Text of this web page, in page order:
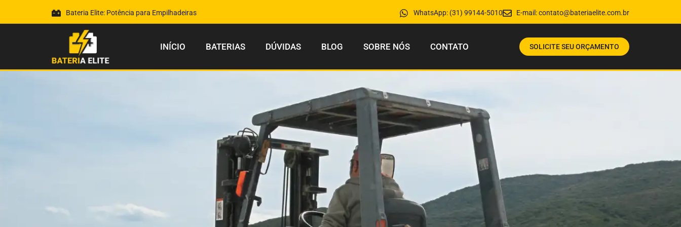
Bateria Elite: Potência para Empilhadeiras WhatsApp: (31) 99144-5010 E-mail:contato@bateriaelite.com.br
INÍCIO BATERIAS DÚVIDAS BLOG SOBRE NÓS CONTATO SOLICITE SEU ORÇAMENTO